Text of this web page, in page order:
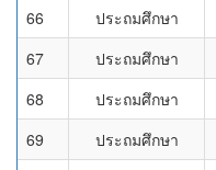
66
ประถมศึกษา
67
ประถมศึกษา
68
ประถมศึกษา
69
ประถมศึกษา